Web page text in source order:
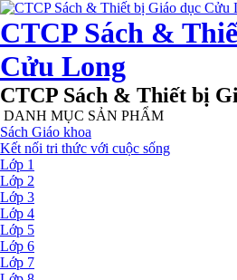
CTCP Sách &
Cửu Long
CTCP Sách & Thiết bị
DANH MỤC SẢN PHẨM
Sách Giáo khoa
Kết nối tri thức với cuộc sống
Lớp 1
Lớp 2
Lớp 3
Lớp 4
Lớp 5
Lớp 6
Lớp 7